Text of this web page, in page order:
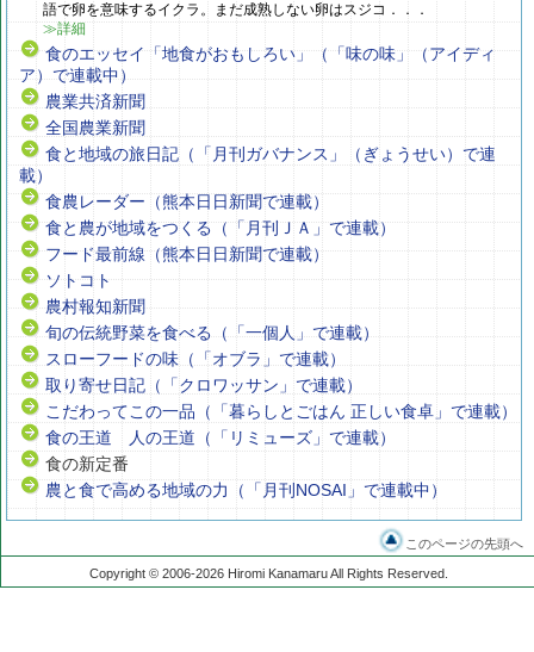
食のエッセイ「地食がおもしろい」（「味の味」（アイディ
ア）で連載中）
農業共済新聞
全国農業新聞
食と地域の旅日記（「月刊ガバナンス」（ぎょうせい）で連
載）
食農レーダー（熊本日日新聞で連載）
食と農が地域をつくる（「月刊ＪＡ」で連載）
フード最前線（熊本日日新聞で連載）
ソトコト
農村報知新聞
旬の伝統野菜を食べる（「一個人」で連載）
スローフードの味（「オブラ」で連載）
取り寄せ日記（「クロワッサン」で連載）
こだわってこの一品（「暮らしとごはん 正しい食卓」で連載）
食の王道 人の王道（「リミューズ」で連載）
食の新定番
農と食で高める地域の力（「月刊NOSAI」で連載中）
語で卵を意味するイクラ。まだ成熟しない卵はスジコ．．．
≫詳細
このページの先頭へ
Copyright © 2006-2026 Hiromi Kanamaru All Rights Reserved.